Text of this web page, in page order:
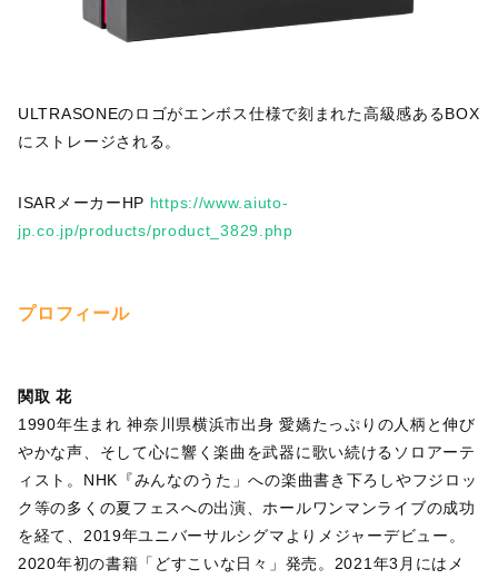
ULTRASONEのロゴがエンボス仕様で刻まれた高級感あるBOX
にストレージされる。
ISARメーカーHP https://www.aiuto-
jp.co.jp/products/product_3829.php
プロフィール
関取 花
1990年生まれ 神奈川県横浜市出身 愛嬌たっぷりの人柄と伸び
やかな声、そして心に響く楽曲を武器に歌い続けるソロアーテ
ィスト。NHK『みんなのうた」への楽曲書き下ろしやフジロッ
ク等の多くの夏フェスへの出演、ホールワンマンライブの成功
を経て、2019年ユニバーサルシグマよりメジャーデビュー。
2020年初の書籍「どすこいな日々」発売。2021年3月にはメ